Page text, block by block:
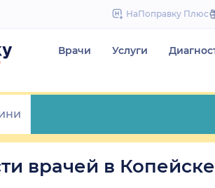
НаПоправку Плюс
Врачи Услуги
врачей в Копейске